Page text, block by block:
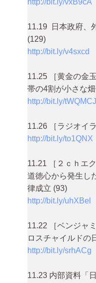
http://bit.ly/vxB9cA
11.19 日本政府、
(129)
http://bit.ly/v4sxcd
11.25 ［黄金の金
帯の4割が小さな
http://bit.ly/tWQMCJ
11.26 ［ラジオイ
http://bit.ly/to1QNX
11.21 ［２ｃｈエ
道徳心から発生し
律成立 (93)
http://bit.ly/uhXBel
11.22 ［ベンジャ
ロスチャイルドの
http://bit.ly/srhACg
11.23 内部資料「